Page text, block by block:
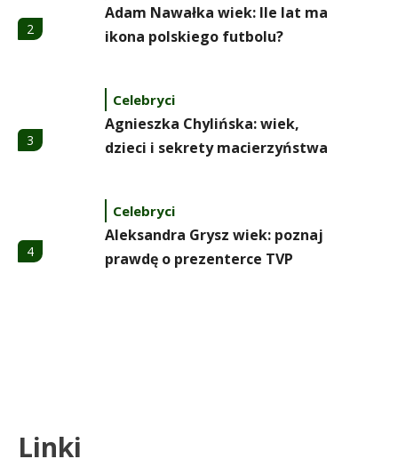
2
Adam Nawałka wiek: Ile lat ma
ikona polskiego futbolu?
3
Celebryci
Agnieszka Chylińska: wiek,
dzieci i sekrety macierzyństwa
4
Celebryci
Aleksandra Grysz wiek: poznaj
prawdę o prezenterce TVP
Linki